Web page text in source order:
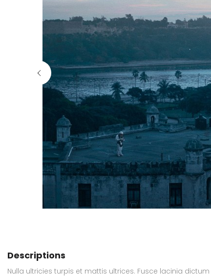
Descriptions
Nulla ultricies turpis et mattis ultrices. Fusce lacinia